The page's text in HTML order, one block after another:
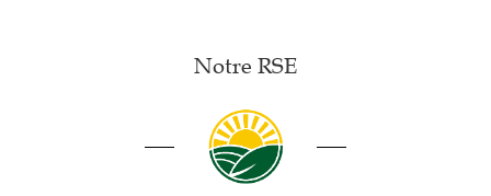
Notre RSE